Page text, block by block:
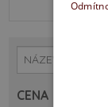
CENA